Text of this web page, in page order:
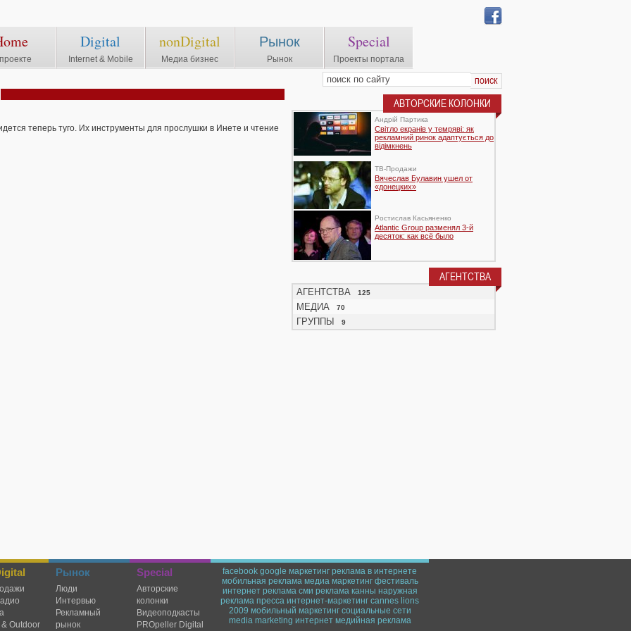
Digital
Internet & Mobile
nonDigital
Медиа бизнес
Рынок
Рынок
Special
Проекты портала
теперь туго. Их инструменты для прослушки в Инете и чтение
АВТОРСКИЕ КОЛОНКИ
Андрій Партика
Світло екранів у темряві: як
рекламний ринок адаптується до
відімкнень
TВ-Продажи
Вячеслав Булавин ушел от
«донецких»
Ростислав Касьяненко
Atlantic Group разменял 3-й
десяток: как всё было
АГЕНТСТВА
АГЕНТСТВА 125
МЕДИА 70
ГРУППЫ 9
Outdoor
Рынок
Люди
Интервью
Рекламный
рынок
Special
Авторские
колонки
Видеоподкасты
PROpeller Digital
facebook google маркетинг реклама в интернете
мобильная реклама медиа маркетинг фестиваль
интернет реклама сми реклама канны наружная
реклама пресса интернет-маркетинг cannes lions
2009 мобильный маркетинг социальные сети
media marketing интернет медийная реклама